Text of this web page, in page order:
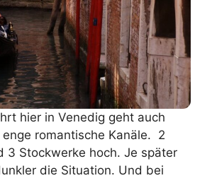
hier in Venedig geht auch
romantische Kanäle. 2
3 Stockwerke hoch. Je später
die Situation. Und bei